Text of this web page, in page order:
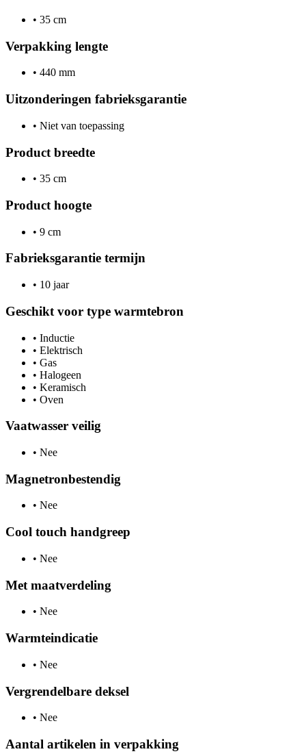
• 35 cm
Verpakking lengte
• 440 mm
Uitzonderingen fabrieksgarantie
• Niet van toepassing
Product breedte
• 35 cm
Product hoogte
• 9 cm
Fabrieksgarantie termijn
• 10 jaar
Geschikt voor type warmtebron
• Inductie
• Elektrisch
• Gas
• Halogeen
• Keramisch
• Oven
Vaatwasser veilig
• Nee
Magnetronbestendig
• Nee
Cool touch handgreep
• Nee
Met maatverdeling
• Nee
Warmteindicatie
• Nee
Vergrendelbare deksel
• Nee
Aantal artikelen in verpakking